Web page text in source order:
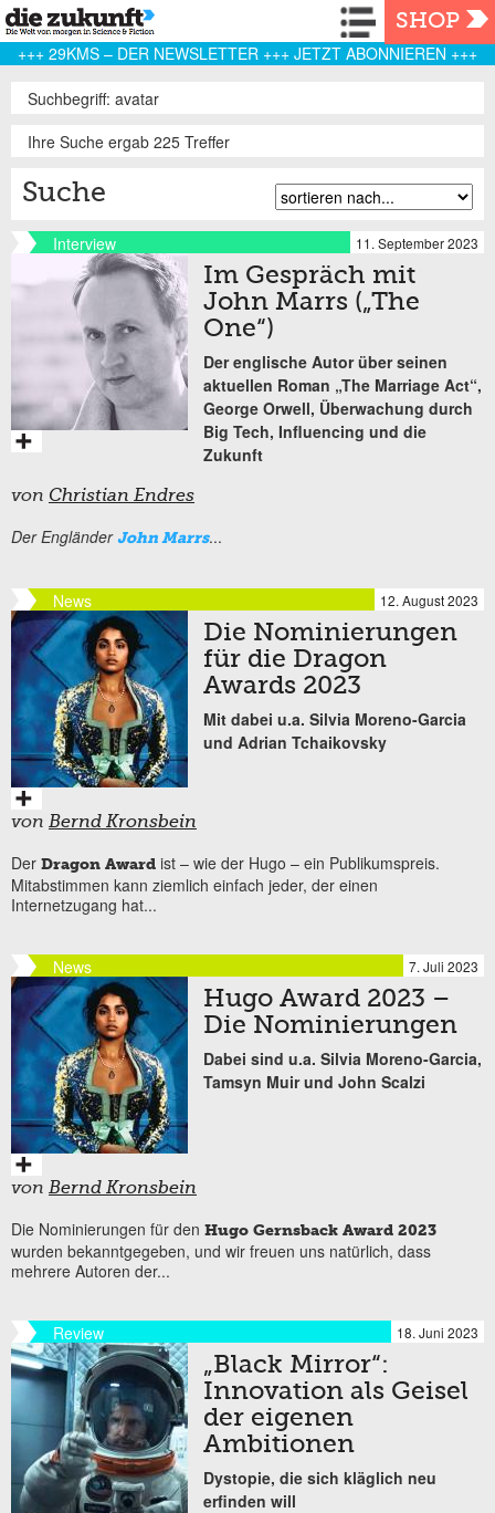
Navigation
SHOP
+++ 29KMS – DER NEWSLETTER +++ JETZT ABONNIEREN +++
Suchbegriff: avatar
Ihre Suche ergab 225 Treffer
Suche
Interview 11. September 2023
Im Gespräch mit
John Marrs („The
One“)
Der englische Autor über seinen
aktuellen Roman „The Marriage Act“,
George Orwell, Überwachung durch
Big Tech, Influencing und die
Zukunft
von Christian Endres
Der EngländerJohn Marrs...
News 12. August 2023
Die Nominierungen
für die Dragon
Awards 2023
Mit dabei u.a. Silvia Moreno-Garcia
und Adrian Tchaikovsky
von Bernd Kronsbein
Der Dragon Award ist – wie der Hugo – ein Publikumspreis.
Mitabstimmen kann ziemlich einfach jeder, der einen
Internetzugang hat...
News 7. Juli 2023
Hugo Award 2023 –
Die Nominierungen
Dabei sind u.a. Silvia Moreno-Garcia,
Tamsyn Muir und John Scalzi
von Bernd Kronsbein
Die Nominierungen für den Hugo Gernsback Award 2023
wurden bekanntgegeben, und wir freuen uns natürlich, dass
mehrere Autoren der...
Review 18. Juni 2023
„Black Mirror“:
Innovation als Geisel
der eigenen
Ambitionen
Dystopie, die sich kläglich neu
erfinden will